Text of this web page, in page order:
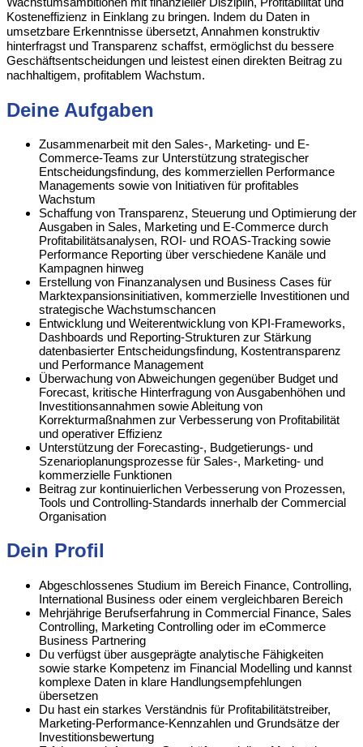
Kosteneffizienz in Einklang zu bringen. Indem du Daten in
umsetzbare Erkenntnisse übersetzt, Annahmen konstruktiv
hinterfragst und Transparenz schaffst, ermöglichst du bessere
Geschäftsentscheidungen und leistest einen direkten Beitrag zu
nachhaltigem, profitablem Wachstum.
Deine Aufgaben
Zusammenarbeit mit den Sales-, Marketing- und E-
Commerce-Teams zur Unterstützung strategischer
Entscheidungsfindung, des kommerziellen Performance
Managements sowie von Initiativen für profitables
Wachstum
Schaffung von Transparenz, Steuerung und Optimierung der
Ausgaben in Sales, Marketing und E-Commerce durch
Profitabilitätsanalysen, ROI- und ROAS-Tracking sowie
Performance Reporting über verschiedene Kanäle und
Kampagnen hinweg
Erstellung von Finanzanalysen und Business Cases für
Marktexpansionsinitiativen, kommerzielle Investitionen und
strategische Wachstumschancen
Entwicklung und Weiterentwicklung von KPI-Frameworks,
Dashboards und Reporting-Strukturen zur Stärkung
datenbasierter Entscheidungsfindung, Kostentransparenz
und Performance Management
Überwachung von Abweichungen gegenüber Budget und
Forecast, kritische Hinterfragung von Ausgabenhöhen und
Investitionsannahmen sowie Ableitung von
Korrekturmaßnahmen zur Verbesserung von Profitabilität
und operativer Effizienz
Unterstützung der Forecasting-, Budgetierungs- und
Szenarioplanungsprozesse für Sales-, Marketing- und
kommerzielle Funktionen
Beitrag zur kontinuierlichen Verbesserung von Prozessen,
Tools und Controlling-Standards innerhalb der Commercial
Organisation
Dein Profil
Abgeschlossenes Studium im Bereich Finance, Controlling,
International Business oder einem vergleichbaren Bereich
Mehrjährige Berufserfahrung in Commercial Finance, Sales
Controlling, Marketing Controlling oder im eCommerce
Business Partnering
Du verfügst über ausgeprägte analytische Fähigkeiten
sowie starke Kompetenz im Financial Modelling und kannst
komplexe Daten in klare Handlungsempfehlungen
übersetzen
Du hast ein starkes Verständnis für Profitabilitätstreiber,
Marketing-Performance-Kennzahlen und Grundsätze der
Investitionsbewertung